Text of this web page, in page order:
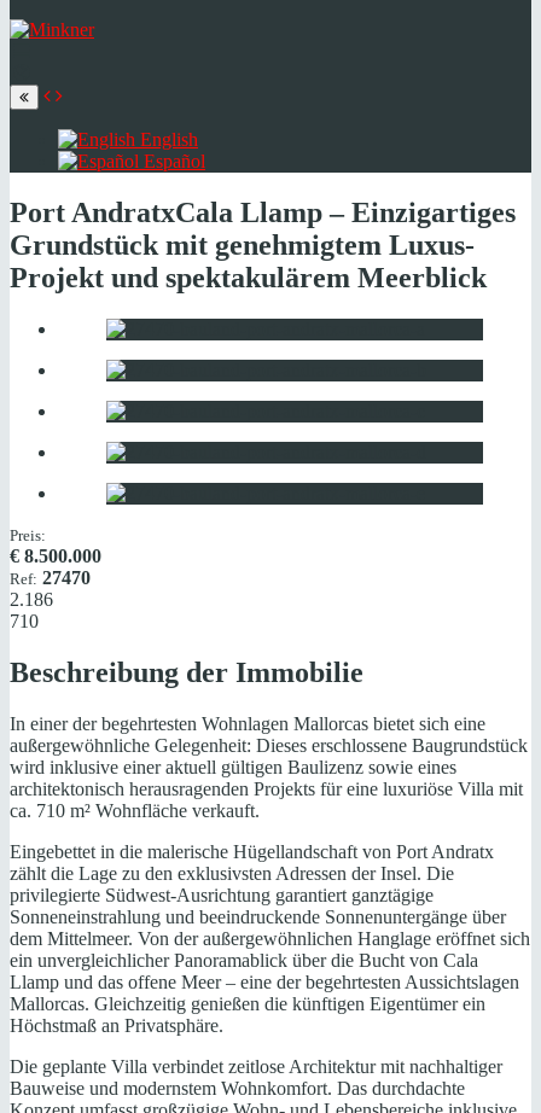
language
English
Español
Port AndratxCala Llamp – Einzigartiges
Grundstück mit genehmigtem Luxus-
Projekt und spektakulärem Meerblick
Preis:
€ 8.500.000
Ref: 27470
2.186
710
Beschreibung der Immobilie
In einer der begehrtesten Wohnlagen Mallorcas bietet sich eine
außergewöhnliche Gelegenheit: Dieses erschlossene Baugrundstück
wird inklusive einer aktuell gültigen Baulizenz sowie eines
architektonisch herausragenden Projekts für eine luxuriöse Villa mit
ca. 710 m² Wohnfläche verkauft.
Eingebettet in die malerische Hügellandschaft von Port Andratx
zählt die Lage zu den exklusivsten Adressen der Insel. Die
privilegierte Südwest-Ausrichtung garantiert ganztägige
Sonneneinstrahlung und beeindruckende Sonnenuntergänge über
dem Mittelmeer. Von der außergewöhnlichen Hanglage eröffnet sich
ein unvergleichlicher Panoramablick über die Bucht von Cala
Llamp und das offene Meer – eine der begehrtesten Aussichtslagen
Mallorcas. Gleichzeitig genießen die künftigen Eigentümer ein
Höchstmaß an Privatsphäre.
Die geplante Villa verbindet zeitlose Architektur mit nachhaltiger
Bauweise und modernstem Wohnkomfort. Das durchdachte